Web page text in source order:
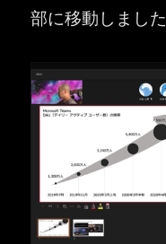
部に移動しました